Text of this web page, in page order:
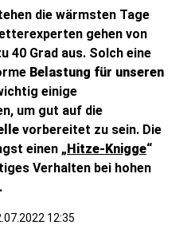
die wärmsten Tage
gehen von
40 Grad aus. Solch eine
Belastung für unseren
einige
um gut auf die
vorbereitet zu sein. Die
einen „Hitze-Knigge“
Verhalten bei hohen
12:35